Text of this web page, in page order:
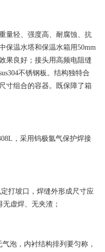
轻、强度高、耐腐蚀、抗
保温水塔和保温水箱用50mm
果良好；接头用高频电阻缝
不锈钢板。结构独特合
寸组合的容器。既保障了箱
，采用钨极氩气保护焊接
打坡口，焊缝外形成尺寸应
虚焊、无夹渣；
泡，内衬结构排列要匀称，